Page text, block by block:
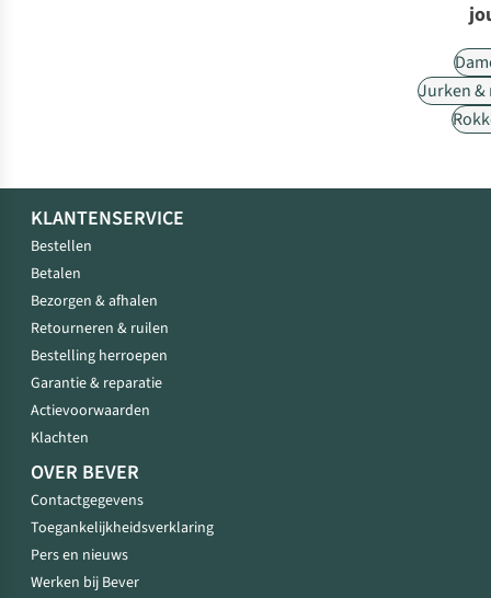
Jurken &
KLANTENSERVICE
Bestellen
Betalen
Bezorgen & afhalen
Retourneren & ruilen
Bestelling herroepen
Garantie & reparatie
Actievoorwaarden
Klachten
OVER BEVER
Contactgegevens
Toegankelijkheidsverklaring
Pers en nieuws
Werken bij Bever